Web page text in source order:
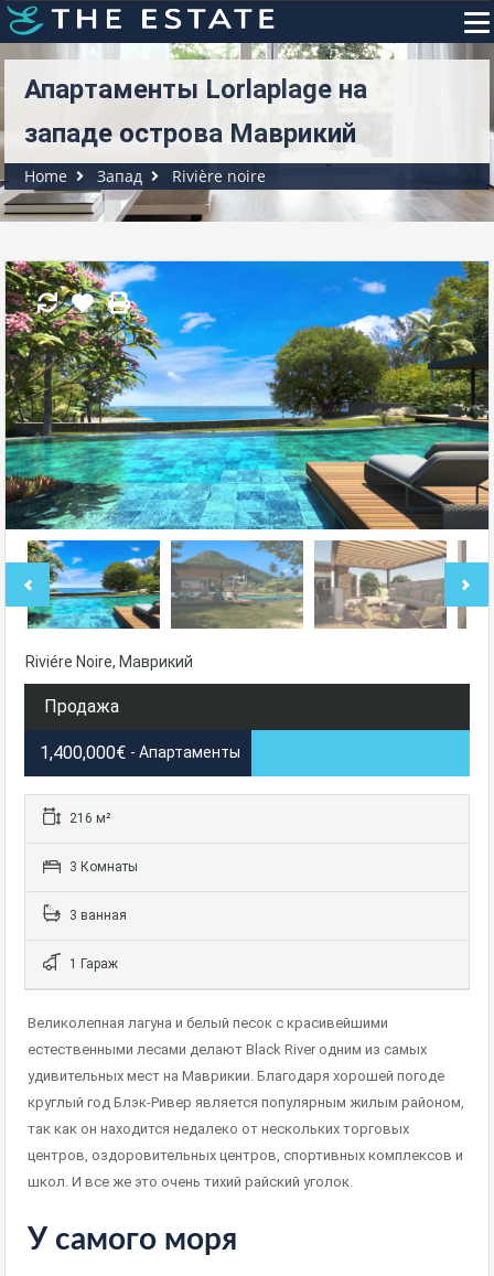
Апартаменты Lorlaplage на
западе острова Маврикий
Home Запад Rivière noire
Riviére Noire, Маврикий
Продажа
1,400,000€ - Апартаменты
216 м²
3 Комнаты
3 ванная
1 Гараж
Великолепная лагуна и белый песок с красивейшими
естественными лесами делают Black River одним из самых
удивительных мест на Маврикии. Благодаря хорошей погоде
круглый год Блэк-Ривер является популярным жилым районом,
так как он находится недалеко от нескольких торговых
центров, оздоровительных центров, спортивных комплексов и
школ. И все же это очень тихий райский уголок.
У самого моря